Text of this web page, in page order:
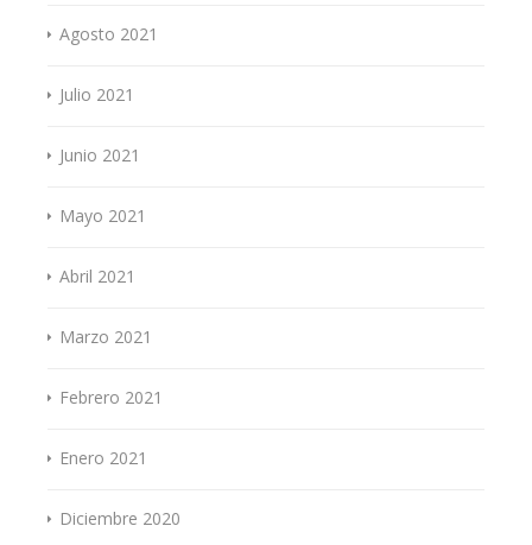
Agosto 2021
Julio 2021
Junio 2021
Mayo 2021
Abril 2021
Marzo 2021
Febrero 2021
Enero 2021
Diciembre 2020